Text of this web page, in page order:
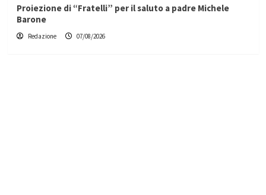
Proiezione di “Fratelli” per il saluto a padre Michele
Barone
Redazione 07/08/2026